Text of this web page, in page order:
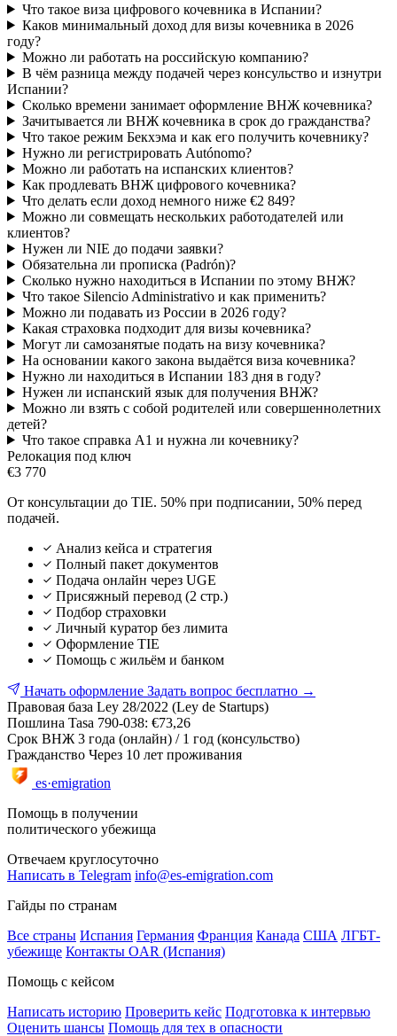
Что такое виза цифрового кочевника в Испании?
Каков минимальный доход для визы кочевника в 2026
году?
Можно ли работать на российскую компанию?
В чём разница между подачей через консульство и изнутри
Испании?
Сколько времени занимает оформление ВНЖ кочевника?
Зачитывается ли ВНЖ кочевника в срок до гражданства?
Что такое режим Бекхэма и как его получить кочевнику?
Нужно ли регистрировать Autónomo?
Можно ли работать на испанских клиентов?
Как продлевать ВНЖ цифрового кочевника?
Что делать если доход немного ниже €2 849?
Можно ли совмещать нескольких работодателей или
клиентов?
Нужен ли NIE до подачи заявки?
Обязательна ли прописка (Padrón)?
Сколько нужно находиться в Испании по этому ВНЖ?
Что такое Silencio Administrativo и как применить?
Можно ли подавать из России в 2026 году?
Какая страховка подходит для визы кочевника?
Могут ли самозанятые подать на визу кочевника?
На основании какого закона выдаётся виза кочевника?
Нужно ли находиться в Испании 183 дня в году?
Нужен ли испанский язык для получения ВНЖ?
Можно ли взять с собой родителей или совершеннолетних
детей?
Что такое справка A1 и нужна ли кочевнику?
Релокация под ключ
€3 770
От консультации до TIE. 50% при подписании, 50% перед
подачей.
Анализ кейса и стратегия
Полный пакет документов
Подача онлайн через UGE
Присяжный перевод (2 стр.)
Подбор страховки
Личный куратор без лимита
Оформление TIE
Помощь с жильём и банком
Начать оформление Задать вопрос бесплатно →
Правовая база Ley 28/2022 (Ley de Startups)
Пошлина Tasa 790-038: €73,26
Срок ВНЖ 3 года (онлайн) / 1 год (консульство)
Гражданство Через 10 лет проживания
es·emigration
Помощь в получении
политического убежища
Отвечаем круглосуточно
Написать в Telegram info@es-emigration.com
Гайды по странам
Все страны Испания Германия Франция Канада США ЛГБТ-
убежище Контакты OAR (Испания)
Помощь с кейсом
Написать историю Проверить кейс Подготовка к интервью
Оценить шансы Помощь для тех в опасности